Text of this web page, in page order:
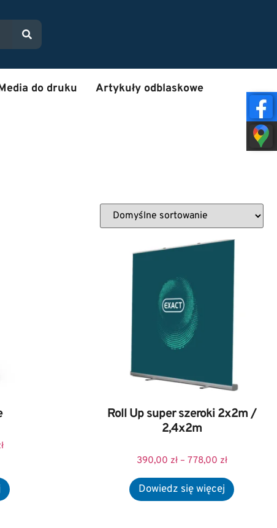
do druku Artykuły odblaskowe
Roll Up super szeroki 2x2m /
2,4x2m
390,00 zł – 778,00 zł